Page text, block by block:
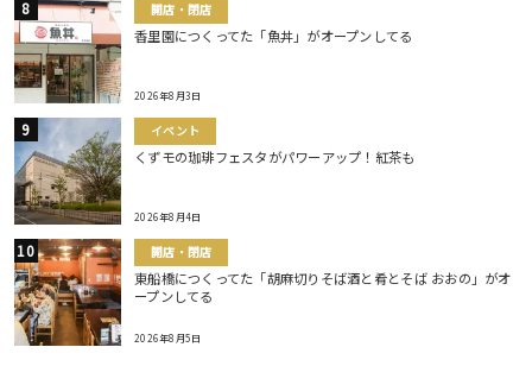
開店・閉店
香里園につくってた「魚丼」がオープンしてる
2026年8月3日
イベント
くずモの珈琲フェスタがパワーアップ！紅茶も
2026年8月4日
開店・閉店
東船橋につくってた「胡麻切りそば酒と肴とそば おおの」がオ
ープンしてる
2026年8月5日